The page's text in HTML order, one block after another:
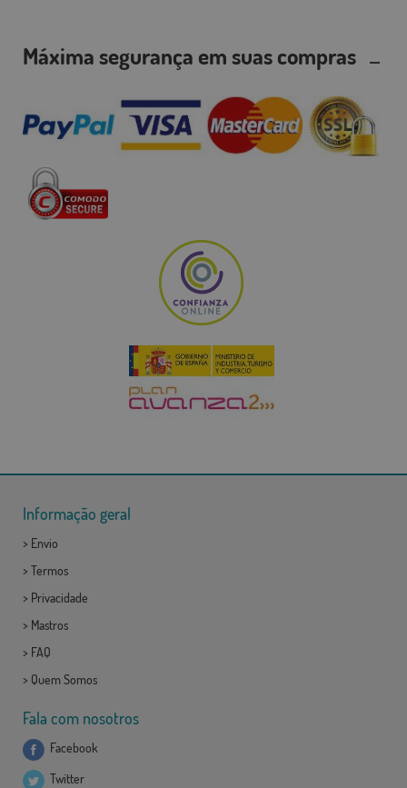
Máxima segurança em suas compras
Informação geral
> Envio
> Termos
> Privacidade
> Mastros
> FAQ
> Quem Somos
Fala com nosotros
Facebook
Twitter